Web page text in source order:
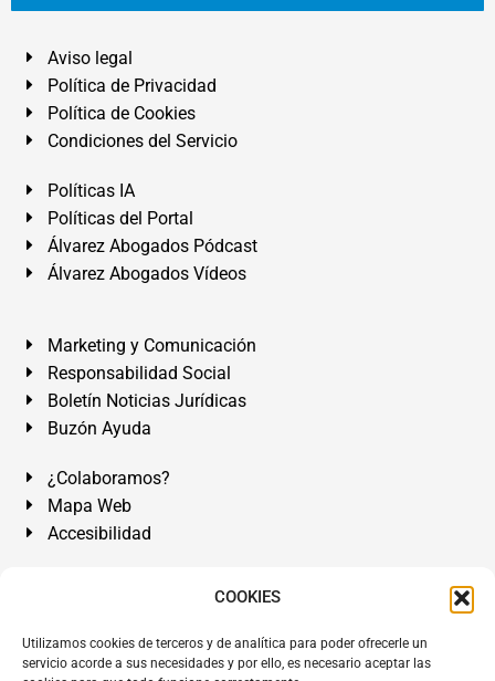
COOKIES
Utilizamos cookies de terceros y de analítica para poder ofrecerle un
servicio acorde a sus necesidades y por ello, es necesario aceptar las
Aviso legal
Política de Privacidad
Política de Cookies
Condiciones del Servicio
Políticas IA
Políticas del Portal
Álvarez Abogados Pódcast
Álvarez Abogados Vídeos
Marketing y Comunicación
Responsabilidad Social
Boletín Noticias Jurídicas
Buzón Ayuda
¿Colaboramos?
Mapa Web
Accesibilidad
Álvarez Abogados Tenerife:Calle Teobaldo Power Nº 7,
de Tenerife. Islas Canarias.